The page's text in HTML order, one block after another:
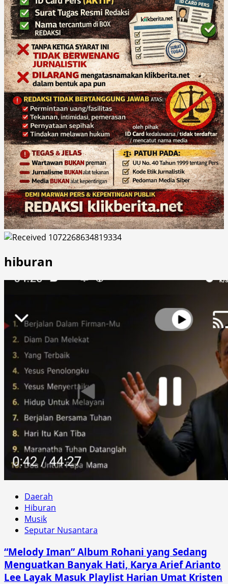
hiburan
Daerah
Hiburan
Musik
Seputar Nusantara
“Melody Iman” Album Rohani yang Sedang
Menguatkan Banyak Hati, Karya Arief Arianto
Lee Layak Masuk Playlist Harian Umat Kristen